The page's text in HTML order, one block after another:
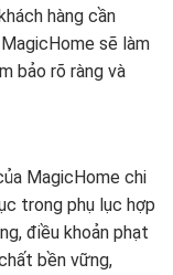
hàng cần
sẽ làm
bảo rõ ràng và
MagicHome chi
trong phụ lục hợp
điều khoản phạt
bền vững,